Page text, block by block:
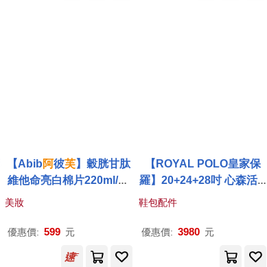
【Abib阿彼芙】穀胱甘肽
維他命亮白棉片220ml/60
美妝
優惠價: 599 元
【ROYAL POLO皇家保
羅】20+24+28吋 心森活A
BS拉鍊硬殼箱/行李箱 (3
鞋包配件
優惠價: 3980 元